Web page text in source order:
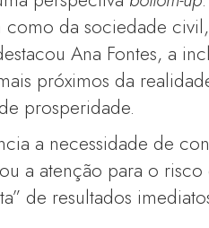
da sociedade
Ana Fontes, a
próximos da
prosperidade.
a necessidade de
a atenção para o
de resultados